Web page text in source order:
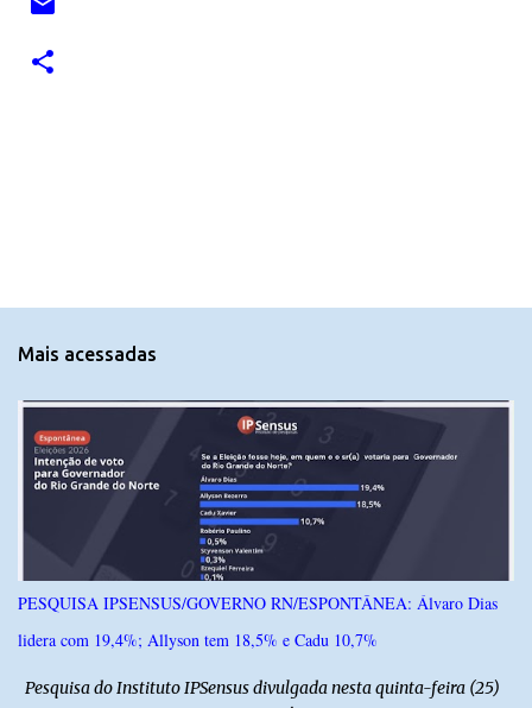
n
r
i
o
Mais acessadas
PESQUISA IPSENSUS/GOVERNO RN/ESPONTÂNEA: Álvaro Dias
lidera com 19,4%; Allyson tem 18,5% e Cadu 10,7%
Pesquisa do Instituto IPSensus divulgada nesta quinta-feira (25)